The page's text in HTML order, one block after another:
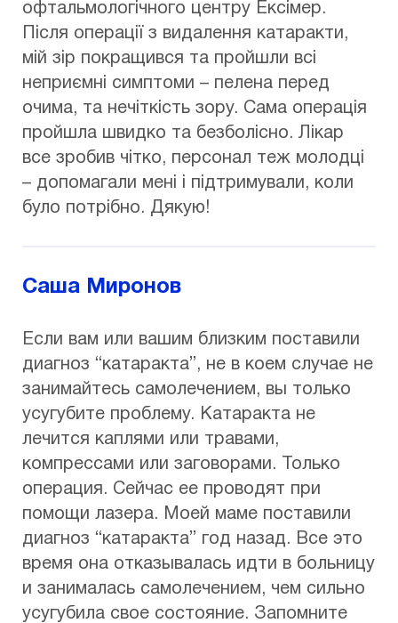
офтальмологічного центру Ексімер.
Після операції з видалення катаракти,
мій зір покращився та пройшли всі
неприємні симптоми – пелена перед
очима, та нечіткість зору. Сама операція
пройшла швидко та безболісно. Лікар
все зробив чітко, персонал теж молодці
– допомагали мені і підтримували, коли
було потрібно. Дякую!
Саша Миронов
Если вам или вашим близким поставили
диагноз “катаракта”, не в коем случае не
занимайтесь самолечением, вы только
усугубите проблему. Катаракта не
лечится каплями или травами,
компрессами или заговорами. Только
операция. Сейчас ее проводят при
помощи лазера. Моей маме поставили
диагноз “катаракта” год назад. Все это
время она отказывалась идти в больницу
и занималась самолечением, чем сильно
усугубила свое состояние. Запомните